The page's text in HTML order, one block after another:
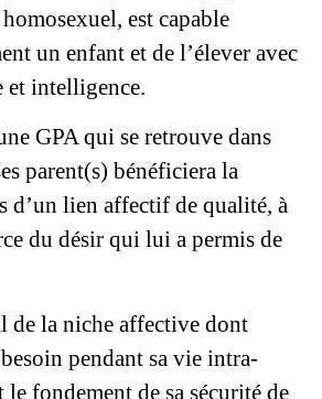
est capable
un enfant et de l’élever avec
et intelligence.
GPA qui se retrouve dans
parent(s) bénéficiera la
d’un lien affectif de qualité, à
du désir qui lui a permis de
de la niche affective dont
pendant sa vie intra-
fondement de sa sécurité de